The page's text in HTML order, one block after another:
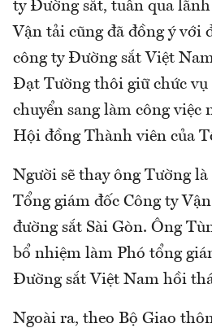
ty Đường sắt, tuần qua
Vận tải cũng đã đồng ý với
công ty Đường sắt Việt
Đạt Tường thôi giữ chức vụ
chuyển sang làm công
Hội đồng Thành viên của
Người sẽ thay ông Tường
Tổng giám đốc Công ty
đường sắt Sài Gòn. Ông
bổ nhiệm làm Phó tổng
Đường sắt Việt Nam hồi
Ngoài ra, theo Bộ Giao